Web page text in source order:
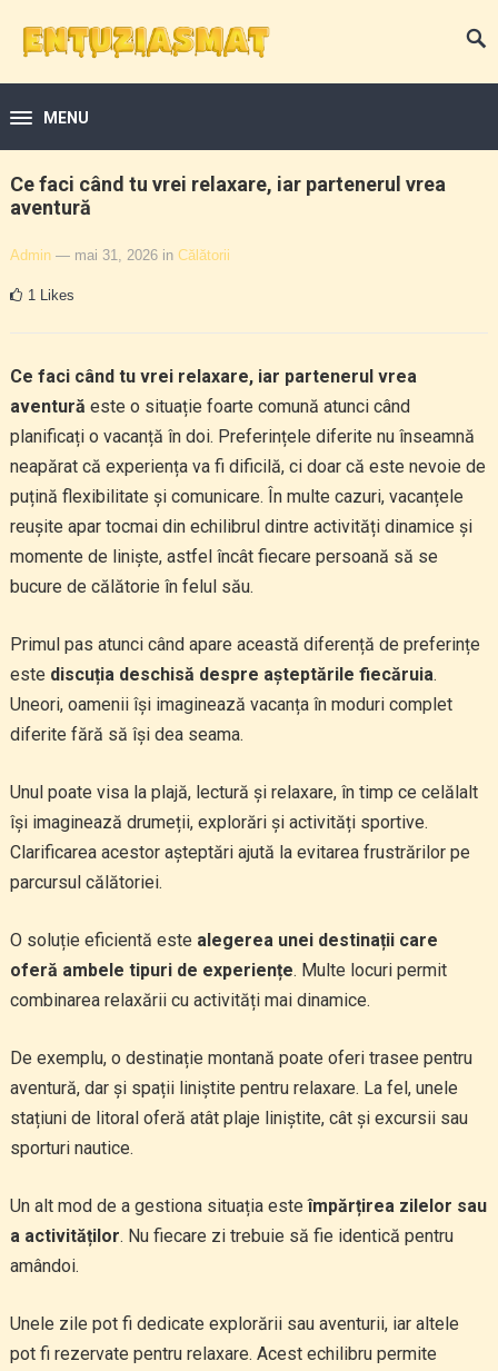
MENU
Ce faci când tu vrei relaxare, iar partenerul vrea
aventură
Admin — mai 31, 2026 in Călătorii
1 Likes
Ce faci când tu vrei relaxare, iar partenerul vrea
aventură este o situație foarte comună atunci când
planificați o vacanță în doi. Preferințele diferite nu înseamnă
neapărat că experiența va fi dificilă, ci doar că este nevoie de
puțină flexibilitate și comunicare. În multe cazuri, vacanțele
reușite apar tocmai din echilibrul dintre activități dinamice și
momente de liniște, astfel încât fiecare persoană să se
bucure de călătorie în felul său.
Primul pas atunci când apare această diferență de preferințe
este discuția deschisă despre așteptările fiecăruia.
Uneori, oamenii își imaginează vacanța în moduri complet
diferite fără să își dea seama.
Unul poate visa la plajă, lectură și relaxare, în timp ce celălalt
își imaginează drumeții, explorări și activități sportive.
Clarificarea acestor așteptări ajută la evitarea frustrărilor pe
parcursul călătoriei.
O soluție eficientă este alegerea unei destinații care
oferă ambele tipuri de experiențe. Multe locuri permit
combinarea relaxării cu activități mai dinamice.
De exemplu, o destinație montană poate oferi trasee pentru
aventură, dar și spații liniștite pentru relaxare. La fel, unele
stațiuni de litoral oferă atât plaje liniștite, cât și excursii sau
sporturi nautice.
Un alt mod de a gestiona situația esteîmpărțirea zilelor sau
a activităților. Nu fiecare zi trebuie să fie identică pentru
amândoi.
Unele zile pot fi dedicate explorării sau aventurii, iar altele
pot fi rezervate pentru relaxare. Acest echilibru permite